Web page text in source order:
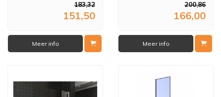
183,32
151,50
Meer info
200,86
166,00
Meer info